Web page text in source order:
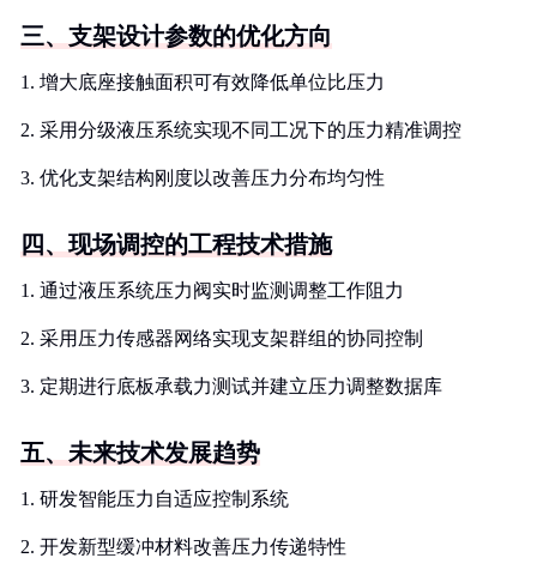
三、支架设计参数的优化方向
1. 增大底座接触面积可有效降低单位比压力
2. 采用分级液压系统实现不同工况下的压力精准调控
3. 优化支架结构刚度以改善压力分布均匀性
四、现场调控的工程技术措施
1. 通过液压系统压力阀实时监测调整工作阻力
2. 采用压力传感器网络实现支架群组的协同控制
3. 定期进行底板承载力测试并建立压力调整数据库
五、未来技术发展趋势
1. 研发智能压力自适应控制系统
2. 开发新型缓冲材料改善压力传递特性